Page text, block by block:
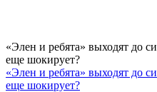
«Элен и ребята» выходят до
еще шокирует?
«Элен и ребята» выходят до
еще шокирует?